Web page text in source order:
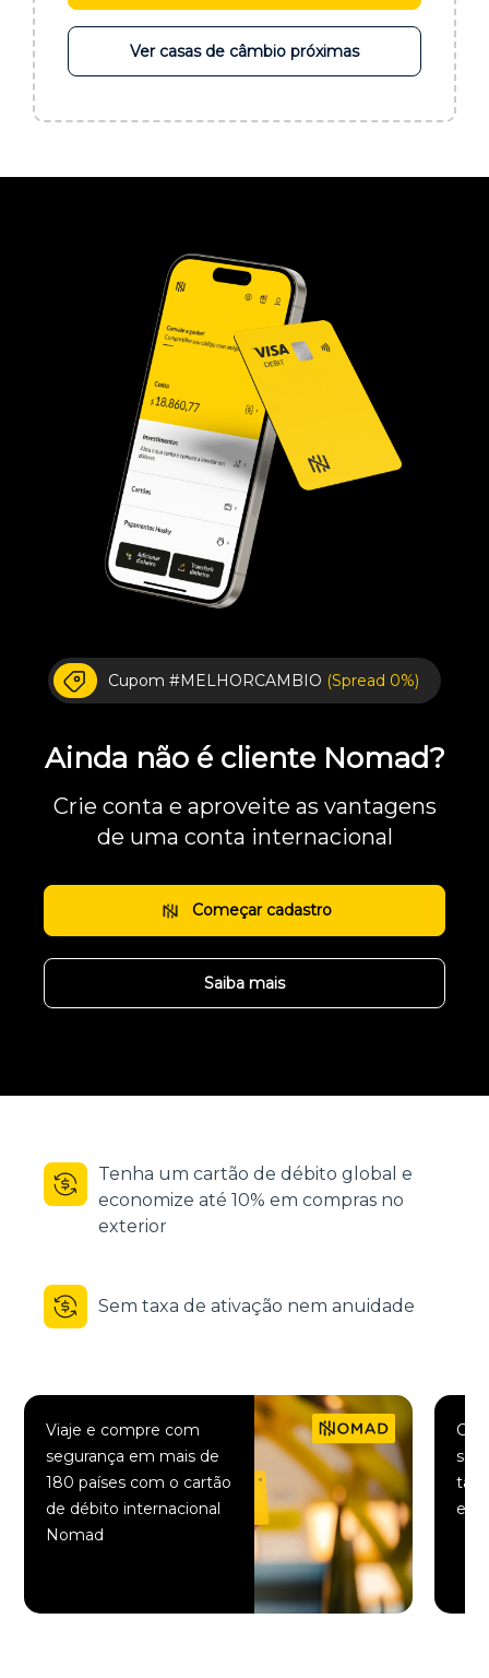
Ver casas de câmbio próximas
Cupom #MELHORCAMBIO (Spread 0%)
Ainda não é cliente Nomad?
Crie conta e aproveite as vantagens
de uma conta internacional
Começar cadastro
Saiba mais
Tenha um cartão de débito global e
economize até 10% em compras no
exterior
Sem taxa de ativação nem anuidade
Viaje e compre com
segurança em mais de
180 países com o cartão
de débito internacional
Nomad